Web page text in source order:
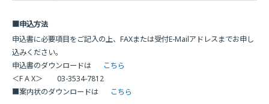
■申込方法
申込書に必要項目をご記入の上、FAXまたは受付E-Mailアドレスまでお申し
込みください。
申込書のダウンロードは
こちら
＜F A X＞ 03-3534-7812
■案内状のダウンロードは
こちら